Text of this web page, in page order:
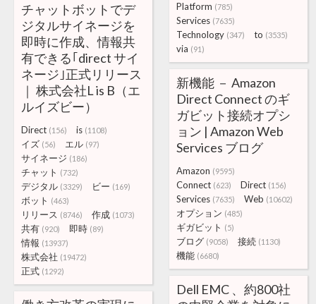
Platform (785)
Services (7635)
Technology (347) to (3535)
via (91)
チャットボットでデ
ジタルサイネージを
即時に作成、情報共
有できる｢direct サイ
ネージ｣正式リリース
｜ 株式会社L is B（エ
ルイズビー）
Direct (156) is (1108)
イズ (56) エル (97)
サイネージ (186)
チャット (732)
デジタル (3329) ビー (169)
ボット (463)
リリース (8746) 作成 (1073)
共有 (920) 即時 (89)
情報 (13937)
株式会社 (19472)
正式 (1292)
新機能 － Amazon
Direct Connect のギ
ガビット接続オプシ
ョン | Amazon Web
Services ブログ
Amazon (9595)
Connect (623) Direct (156)
Services (7635) Web (10602)
オプション (485)
ギガビット (5)
ブログ (9058) 接続 (1130)
機能 (6680)
Dell EMC 、約800社